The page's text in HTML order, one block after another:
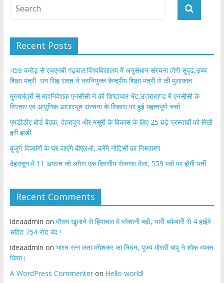
Recent Posts
459 करोड़ से एचएनबी गढ़वाल विश्वविद्यालय में अनुसंधान संरचना होगी सुदृढ,उच्च
शिक्षा मंत्री धन सिंह रावत ने नवनियुक्त केन्द्रीय शिक्षा मंत्री से की मुलाकात
मुख्यमंत्री से महानिदेशक एनसीसी ने की शिष्टाचार भेंट,उत्तराखण्ड में एनसीसी के
विस्तार एवं आधुनिक आधारभूत संरचना के विकास पर हुई महत्वपूर्ण चर्चा
एमडीडीए बोर्ड बैठक, देहरादून और मसूरी के विकास के लिए 25 बड़े प्रस्तावों को मिली
हरी झंडी
बुजुर्ग-दिव्यांगों के घर जाएंगे बीएलओ, करेंगे नोटिसों का निस्तारण
​देहरादून में 11 अगस्त को लगेगा एक दिवसीय रोजगार मेला, 559 पदों पर होगी भर्ती
Recent Comments
ideaadmin on मौसम खुलाने से हिमाचल मे परेशानी बढ़ी, भारी बर्फबारी से 4 हाईवे
सहित 754 रोड बंद !
ideaadmin on भारत रत्न लता मंगेशकर का निधन, पूज्य मोरारी बापू ने शोक व्यक्त
किया।
A WordPress Commenteron Hello world!